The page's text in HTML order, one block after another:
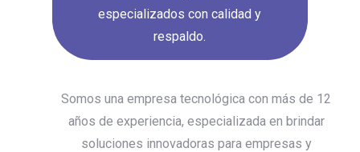
especializados con calidad y
respaldo.
Somos una empresa tecnológica con más de 12
años de experiencia, especializada en brindar
soluciones innovadoras para empresas y